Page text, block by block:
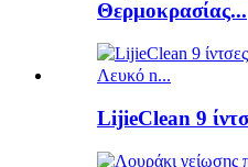
Θερμοκρασίας...
LijieClean 9